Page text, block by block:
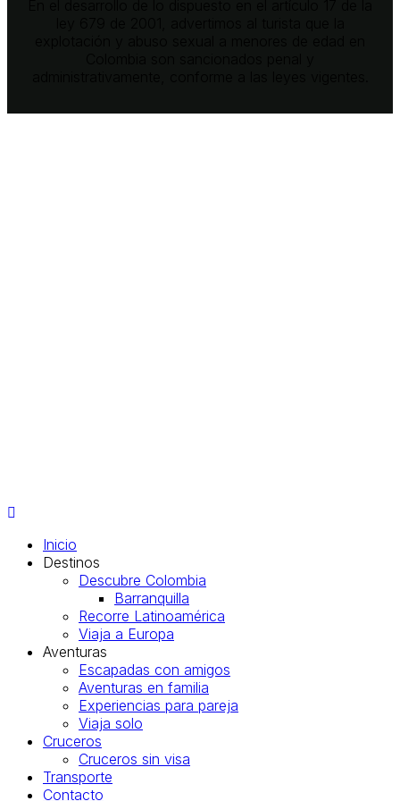
Inicio
Destinos
Descubre Colombia
Barranquilla
Recorre Latinoamérica
Viaja a Europa
Aventuras
Escapadas con amigos
Aventuras en familia
Experiencias para pareja
Viaja solo
Cruceros
Cruceros sin visa
Transporte
Contacto